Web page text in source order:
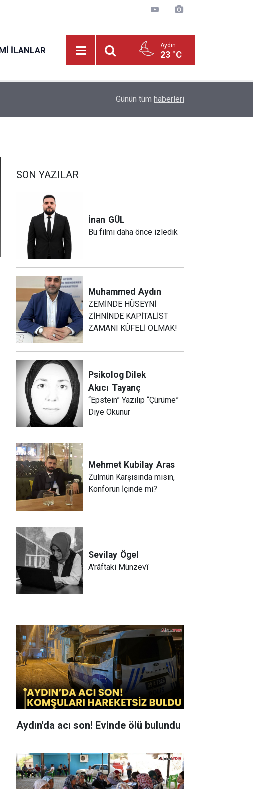
İLANLAR Aydın
23 °C
VALİ VAROL, PMYO’DA İNCELEMELERDE
Günün tüm haberleri
SON YAZILAR
İnan GÜL
Bu filmi daha önce izledik
Muhammed Aydın
ZEMİNDE HÜSEYNİ
ZİHNİNDE KAPİTALİST
ZAMANI KÛFELİ OLMAK!
Psikolog Dilek
Akıcı Tayanç
“Epstein” Yazılıp “Çürüme”
Diye Okunur
Mehmet Kubilay Aras
Zulmün Karşısında mısın,
Konforun İçinde mi?
Sevilay Ögel
A'râftaki Münzevî
Aydın'da acı son! Evinde ölü bulundu